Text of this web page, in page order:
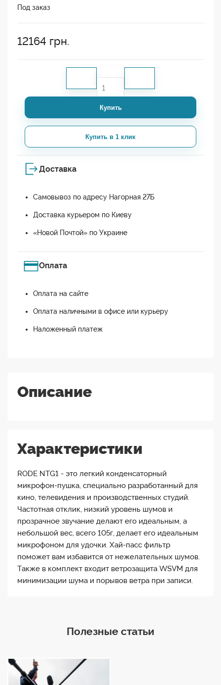
Под заказ
12164 грн.
Купить
Купить в 1 клик
Доставка
Самовывоз по адресу Нагорная 27Б
Доставка курьером по Киеву
«Новой Почтой» по Украине
Оплата
Оплата на сайте
Оплата наличными в офисе или курьеру
Наложенный платеж
Описание
Характеристики
RODE NTG1 - это легкий конденсаторный
микрофон-пушка, специально разработанный для
кино, телевидения и производственных студий.
Частотная отклик, низкий уровень шумов и
прозрачное звучание делают его идеальным, а
небольшой вес, всего 105г, делает его идеальным
микрофоном для удочки. Хай-пасс фильтр
поможет вам избавится от нежелательных шумов.
Также в комплект входит ветрозащита WSVM для
минимизации шума и порывов ветра при записи.
Полезные статьи